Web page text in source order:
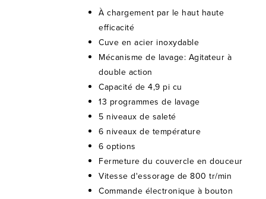
À chargement par le haut haute
efficacité
Cuve en acier inoxydable
Mécanisme de lavage: Agitateur à
double action
Capacité de 4,9 pi cu
13 programmes de lavage
5 niveaux de saleté
6 niveaux de température
6 options
Fermeture du couvercle en douceur
Vitesse d'essorage de 800 tr/min
Commande électronique à bouton